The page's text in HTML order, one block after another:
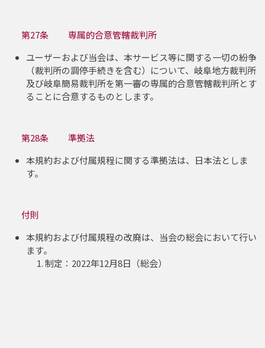
第27条 専属的合意管轄裁判所
ユーザーおよび当会は、本サービス等に関する一切の紛争
（裁判所の調停手続きを含む）について、岐阜地方裁判所
及び岐阜簡易裁判所を第一審の専属的合意管轄裁判所とす
ることに合意するものとします。
第28条 準拠法
本規約および付属規程に関する準拠法は、日本法としま
す。
付則
本規約および付属規程の改廃は、当会の総会において行い
ます。
制定：2022年12月8日（総会）